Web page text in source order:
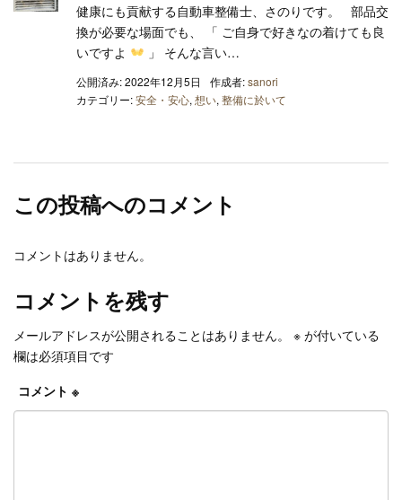
健康にも貢献する自動車整備士、さのりです。 部品交
換が必要な場面でも、 「 ご自身で好きなの着けても良
いですよ
」 そんな言い…
公開済み: 2022年12月5日 作成者:sanori
カテゴリー:安全・安心, 想い, 整備に於いて
この投稿へのコメント
コメントはありません。
コメントを残す
メールアドレスが公開されることはありません。 ※ が付いている
欄は必須項目です
コメント ※